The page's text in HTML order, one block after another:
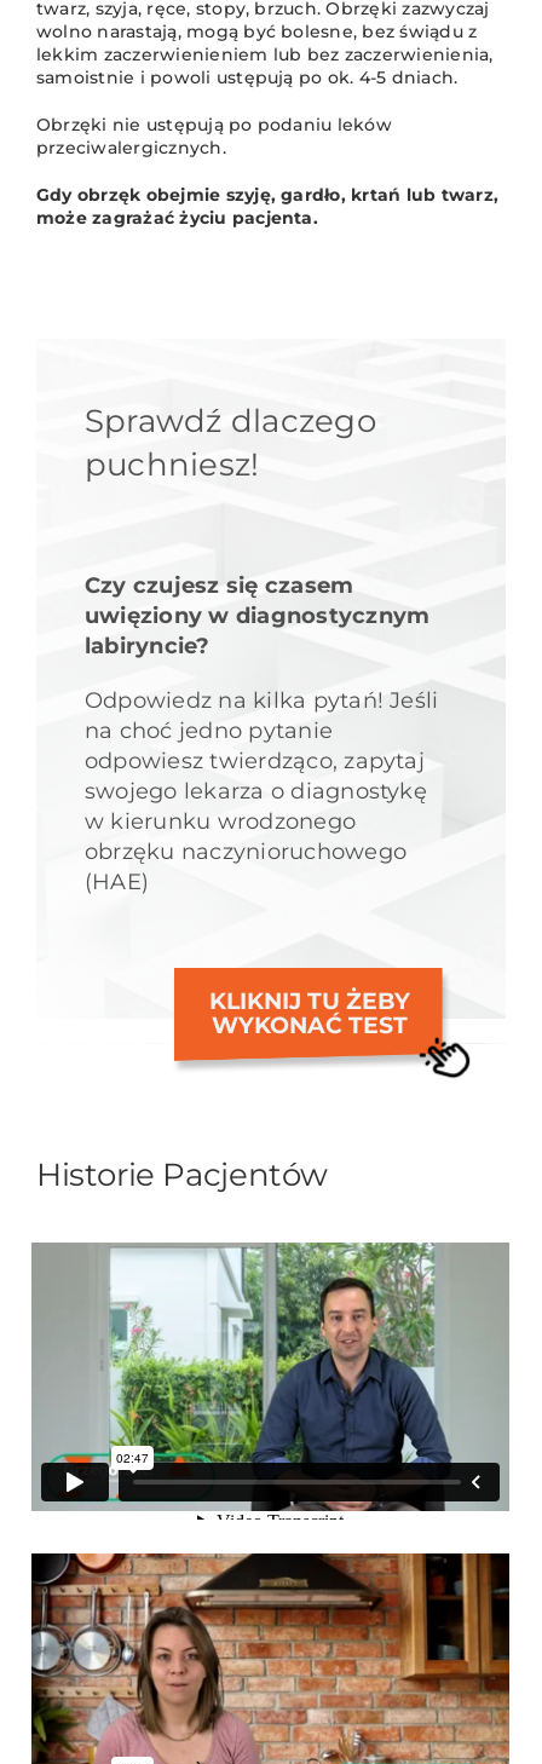
twarz, szyja, ręce, stopy, brzuch. Obrzęki zazwyczaj
wolno narastają, mogą być bolesne, bez świądu z
lekkim zaczerwienieniem lub bez zaczerwienienia,
samoistnie i powoli ustępują po ok. 4-5 dniach.
Obrzęki nie ustępują po podaniu leków
przeciwalergicznych.
Gdy obrzęk obejmie szyję, gardło, krtań lub twarz,
może zagrażać życiu pacjenta.
Sprawdź dlaczego
puchniesz!
Czy czujesz się czasem
uwięziony w diagnostycznym
labiryncie?
Odpowiedz na kilka pytań! Jeśli
na choć jedno pytanie
odpowiesz twierdząco, zapytaj
swojego lekarza o diagnostykę
w kierunku wrodzonego
obrzęku naczynioruchowego
(HAE)
KLIKNIJ TU ŻEBY
WYKONAĆ TEST
Historie Pacjentów